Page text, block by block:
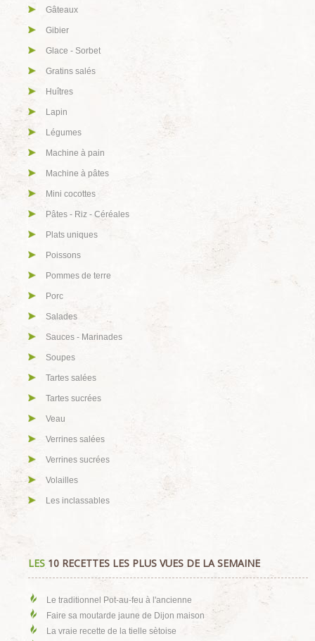
Gâteaux
Gibier
Glace - Sorbet
Gratins salés
Huîtres
Lapin
Légumes
Machine à pain
Machine à pâtes
Mini cocottes
Pâtes - Riz - Céréales
Plats uniques
Poissons
Pommes de terre
Porc
Salades
Sauces - Marinades
Soupes
Tartes salées
Tartes sucrées
Veau
Verrines salées
Verrines sucrées
Volailles
Les inclassables
LES 10 RECETTES LES PLUS VUES DE LA SEMAINE
Le traditionnel Pot-au-feu à l'ancienne
Faire sa moutarde jaune de Dijon maison
La vraie recette de la tielle sètoise